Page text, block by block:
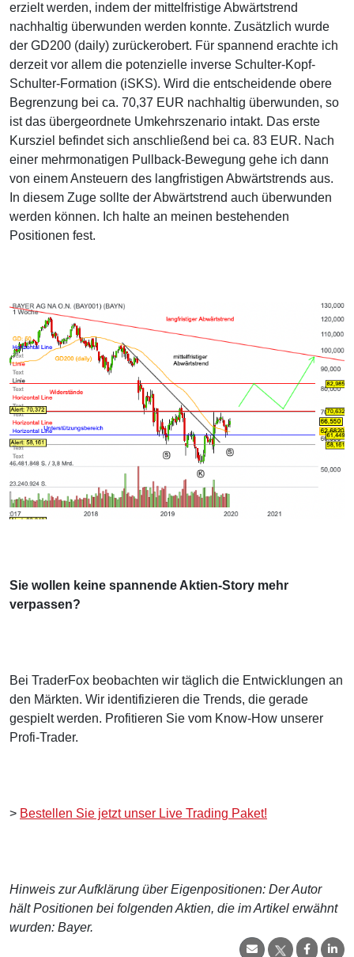
erzielt werden, indem der mittelfristige Abwärtstrend
nachhaltig überwunden werden konnte. Zusätzlich wurde
der GD200 (daily) zurückerobert. Für spannend erachte ich
derzeit vor allem die potenzielle inverse Schulter-Kopf-
Schulter-Formation (iSKS). Wird die entscheidende obere
Begrenzung bei ca. 70,37 EUR nachhaltig überwunden, so
ist das übergeordnete Umkehrszenario intakt. Das erste
Kursziel befindet sich anschließend bei ca. 83 EUR. Nach
einer mehrmonatigen Pullback-Bewegung gehe ich dann
von einem Ansteuern des langfristigen Abwärtstrends aus.
In diesem Zuge sollte der Abwärtstrend auch überwunden
werden können. Ich halte an meinen bestehenden
Positionen fest.
Sie wollen keine spannende Aktien-Story mehr
verpassen?
Bei TraderFox beobachten wir täglich die Entwicklungen an
den Märkten. Wir identifizieren die Trends, die gerade
gespielt werden. Profitieren Sie vom Know-How unserer
Profi-Trader.
> Bestellen Sie jetzt unser Live Trading Paket!
Hinweis zur Aufklärung über Eigenpositionen: Der Autor
hält Positionen bei folgenden Aktien, die im Artikel erwähnt
wurden: Bayer.